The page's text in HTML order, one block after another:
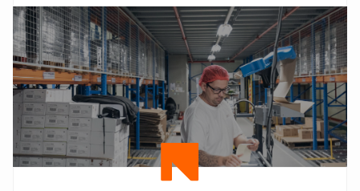
ONTHAAL:
EEN
VLOTTE
START
VOOR
ELKE
NIEUWKOMER